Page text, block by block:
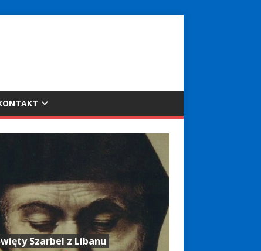
Szarbel z Libanu